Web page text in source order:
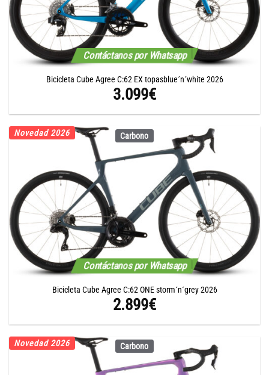
Contáctanos por Whatsapp
Bicicleta Cube Agree C:62 EX topasblue´n´white 2026
3.099€
Carbono
Contáctanos por Whatsapp
Novedad 2026
Bicicleta Cube Agree C:62 ONE storm´n´grey 2026
2.899€
Carbono
Novedad 2026